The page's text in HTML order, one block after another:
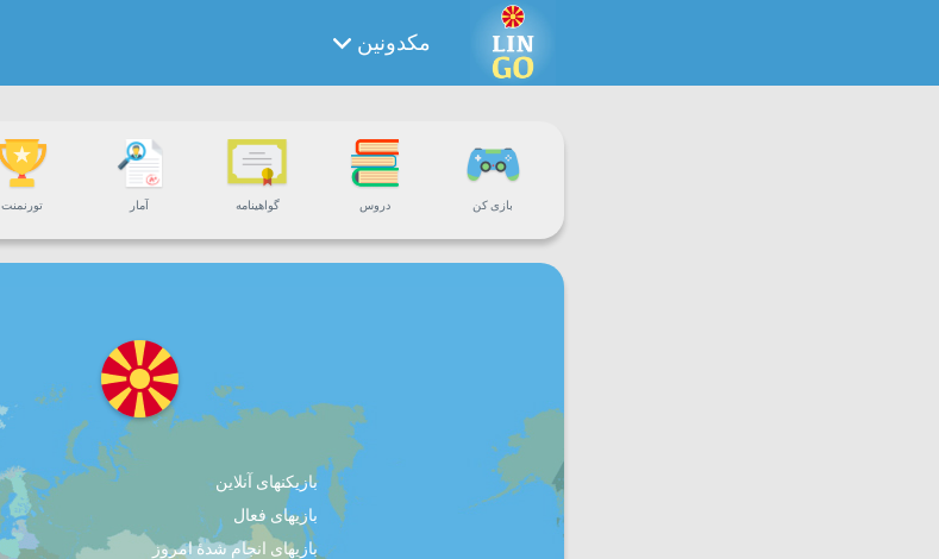
مکدونین
بازی کن دروس گواهینامه آمار تورنمنت
بازیکنهای آنلاین
بازیهای فعال
بازیهای انجام شدۀ امروز